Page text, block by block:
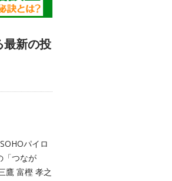
最新の投
パイロ
「つなが
鷹 富樫 孝之